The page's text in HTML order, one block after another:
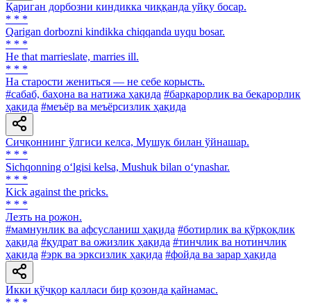
Қариган дорбозни киндикка чиққанда уйқу босар.
* * *
Qarigan dorbozni kindikka chiqqanda uyqu bosar.
* * *
He that marrieslate, marries ill.
* * *
Ha старости жениться — не себе корысть.
#сабаб, баҳона ва натижа ҳақида #барқарорлик ва беқарорлик
ҳақида #меъёр ва меъёрсизлик ҳақида
Сичқоннинг ўлгиси келса, Мушук билан ўйнашар.
* * *
Sichqonning o‘lgisi kelsa, Mushuk bilan o‘ynashar.
* * *
Kick against the pricks.
* * *
Лезть на рожон.
#мамнунлик ва афсусланиш ҳақида #ботирлик ва қўрқоқлик
ҳақида #қудрат ва ожизлик ҳақида #тинчлик ва нотинчлик
ҳақида #эрк ва эрксизлик ҳақида #фойда ва зарар ҳақида
Икки қўчқор калласи бир қозонда қайнамас.
* * *